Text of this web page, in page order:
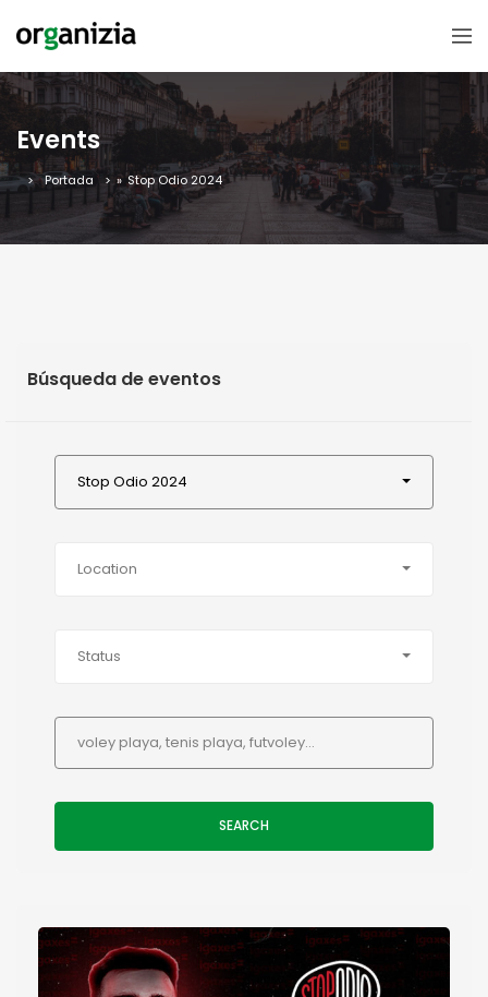
Events
Portada » Stop Odio 2024
Búsqueda de eventos
Stop Odio 2024
Location
Status
SEARCH